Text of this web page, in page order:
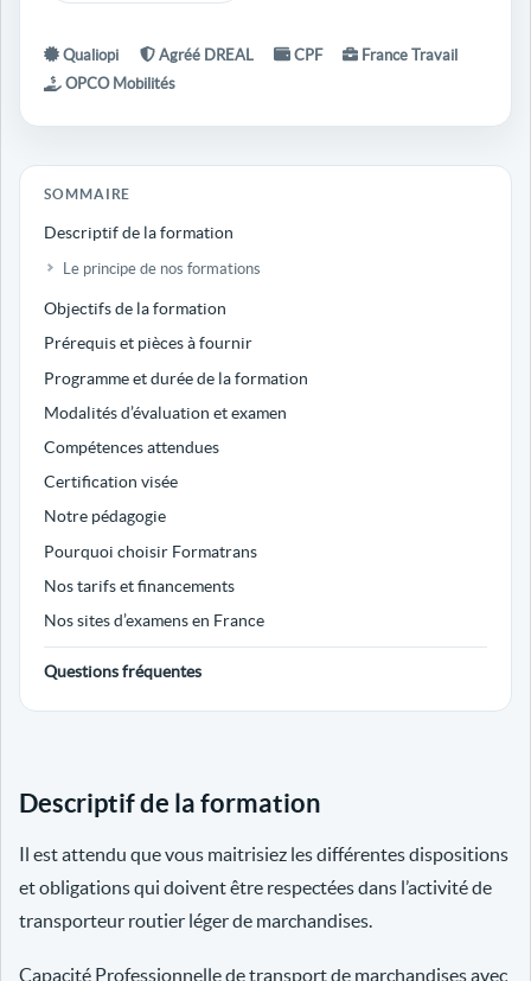
Qualiopi Agréé DREAL CPF
France Travail
OPCO Mobilités
SOMMAIRE
Descriptif de la formation
Le principe de nos formations
Objectifs de la formation
Prérequis et pièces à fournir
Programme et durée de la formation
Modalités d’évaluation et examen
Compétences attendues
Certification visée
Notre pédagogie
Pourquoi choisir Formatrans
Nos tarifs et financements
Nos sites d’examens en France
Questions fréquentes
Descriptif de la formation
Il est attendu que vous maitrisiez les différentes dispositions
et obligations qui doivent être respectées dans l’activité de
transporteur routier léger de marchandises.
Capacité Professionnelle de transport de marchandises avec